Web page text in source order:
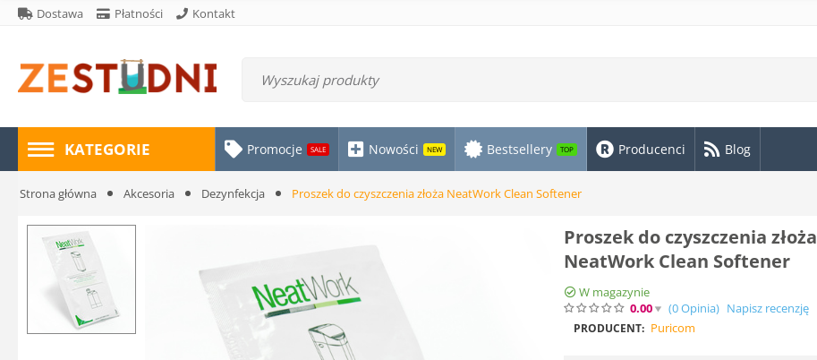
Dostawa Płatności Kontakt
KATEGORIE Promocje SALE Nowości NEW Bestsellery TOP Producenci Blog
Strona główna Akcesoria Dezynfekcja Proszek do czyszczenia złoża NeatWork Clean Softener
Proszek do czyszczenia złoża
NeatWork Clean Softener
W magazynie
0.00
(0Opinia) Napisz recenzję
PRODUCENT: Puricom